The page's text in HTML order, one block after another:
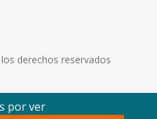
derechos reservados
por ver